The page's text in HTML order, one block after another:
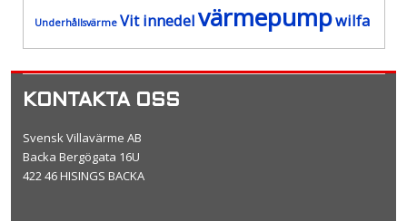
Underhållsvärme Vit innedelvärmepumpwilfa
KONTAKTA OSS
Svensk Villavärme AB
Backa Bergögata 16U
422 46 HISINGS BACKA